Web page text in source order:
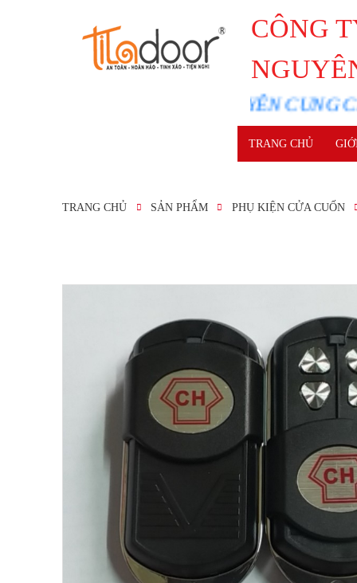
CÔNG
CHUYÊN CUNG CẤP LẮP
TRANG CHỦ
TRANG CHỦ SẢN PHẨM PHỤ KIỆN CỬA CUỐN